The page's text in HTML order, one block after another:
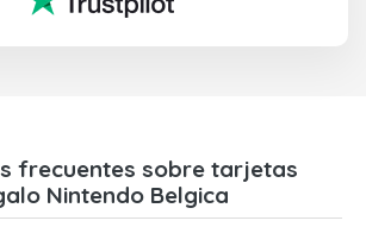
frecuentes sobre tarjetas
Nintendo Belgica